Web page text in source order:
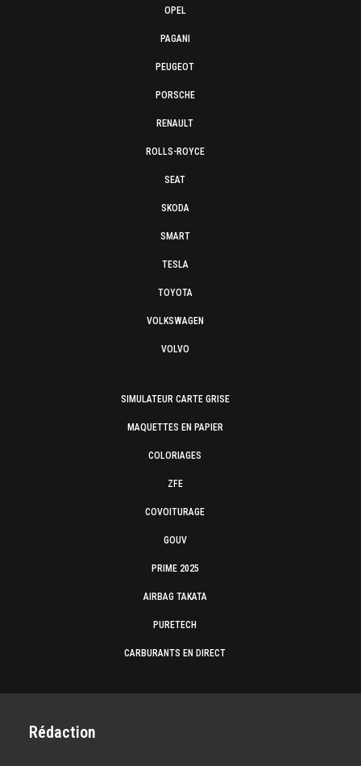
OPEL
PAGANI
PEUGEOT
PORSCHE
RENAULT
ROLLS-ROYCE
SEAT
SKODA
SMART
TESLA
TOYOTA
VOLKSWAGEN
VOLVO
SIMULATEUR CARTE GRISE
MAQUETTES EN PAPIER
COLORIAGES
ZFE
COVOITURAGE
GOUV
PRIME 2025
AIRBAG TAKATA
PURETECH
CARBURANTS EN DIRECT
Rédaction